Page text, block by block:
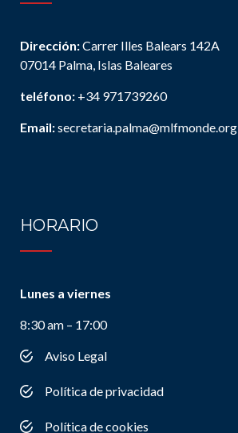
Dirección:Carrer Illes Balears 142A
07014 Palma, Islas Baleares
teléfono: +34 971739260
Email:secretaria.palma@mlfmonde.org
HORARIO
Lunes a viernes
8:30 am – 17:00
Aviso Legal
Política de privacidad
Política de cookies